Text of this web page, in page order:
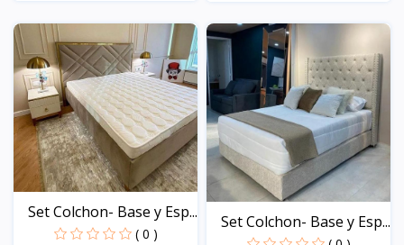
Vista Vista
Set Colchon- Base y Esp...
( 0 )
Set Colchon- Base y Esp...